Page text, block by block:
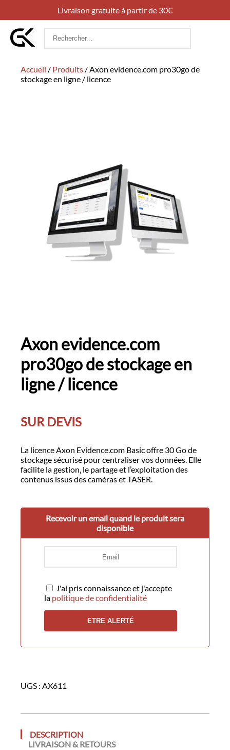
Livraison gratuite à partir de 30€
Rechercher
Accueil / Produits /Axon evidence.com pro30go de
stockage en ligne / licence
Axon evidence.com
pro30go de stockage en
ligne / licence
SUR DEVIS
La licence Axon Evidence.com Basic offre 30 Go de
stockage sécurisé pour centraliser vos données. Elle
facilite la gestion, le partage et l’exploitation des
contenus issus des caméras et TASER.
Recevoir un email quand le produit sera
disponible
J'ai pris connaissance et j'accepte
la politique de confidentialité
UGS : AX611
DESCRIPTION
LIVRAISON & RETOURS